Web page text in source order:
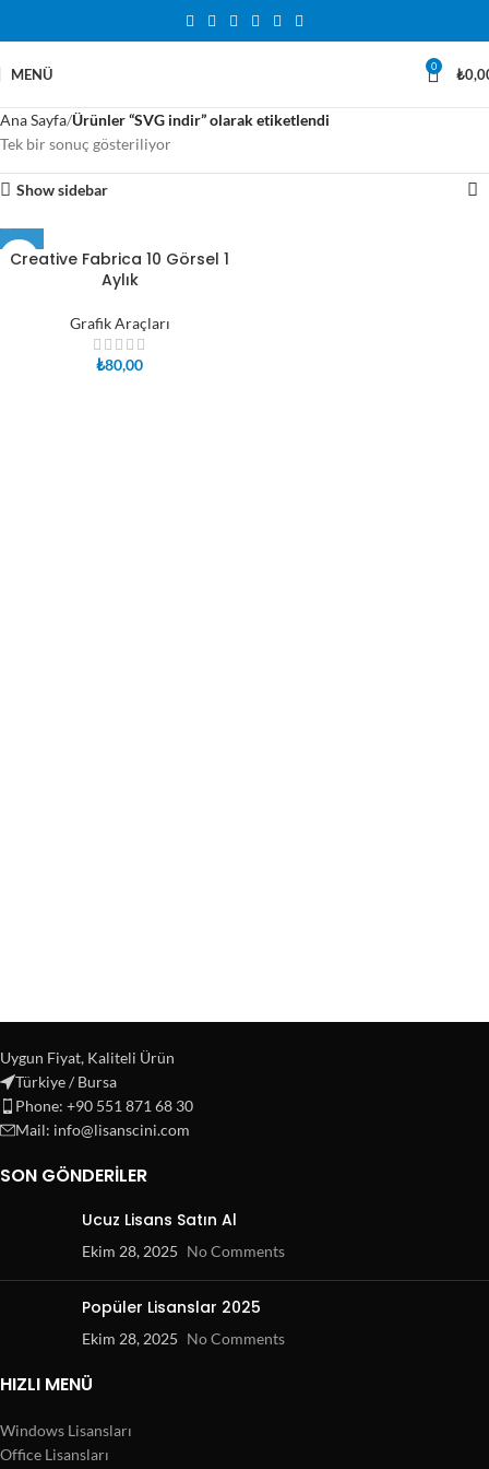
MENÜ 0 ₺
Ana Sayfa Ürünler “SVG indir” olarak etiketlendi
Tek bir sonuç gösteriliyor
Show sidebar
Creative Fabrica 10 Görsel 1
Aylık
Grafik Araçları
₺80,00
Uygun Fiyat, Kaliteli Ürün
Türkiye / Bursa
Phone: +90 551 871 68 30
Mail: info@lisanscini.com
SON GÖNDERILER
Ucuz Lisans Satın Al
Ekim 28, 2025 No Comments
Popüler Lisanslar 2025
Ekim 28, 2025 No Comments
HIZLI MENÜ
Windows Lisansları
Office Lisansları